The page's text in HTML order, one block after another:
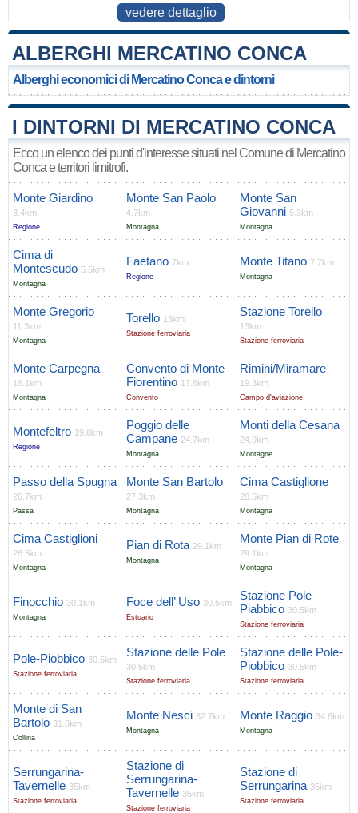
vedere dettaglio
ALBERGHI MERCATINO CONCA
Alberghi economici di Mercatino Conca e dintorni
I DINTORNI DI MERCATINO CONCA
Ecco un elenco dei punti d'interesse situati nel Comune di Mercatino
Conca e territori limitrofi.
Monte Giardino
3.4km
Regione
Monte San Paolo
4.7km
Montagna
Monte San
Giovanni 5.3km
Montagna
Cima di
Montescudo 5.5km
Montagna
Faetano 7km
Regione
Monte Titano 7.7km
Montagna
Monte Gregorio
11.3km
Montagna
Torello 13km
Stazione ferroviaria
Stazione Torello
13km
Stazione ferroviaria
Monte Carpegna
16.1km
Montagna
Convento di Monte
Fiorentino 17.6km
Convento
Rimini/Miramare
19.3km
Campo d'aviazione
Montefeltro 19.8km
Regione
Poggio delle
Campane 24.7km
Montagna
Monti della Cesana
24.9km
Montagne
Passo della Spugna
26.7km
Passa
Monte San Bartolo
27.3km
Montagna
Cima Castiglione
28.5km
Montagna
Cima Castiglioni
28.5km
Montagna
Pian di Rota 29.1km
Montagna
Monte Pian di Rote
29.1km
Montagna
Finocchio 30.1km
Montagna
Foce dell’ Uso 30.5km
Estuario
Stazione Pole
Piabbico 30.5km
Stazione ferroviaria
Pole-Piobbico 30.5km
Stazione ferroviaria
Stazione delle Pole
30.5km
Stazione ferroviaria
Stazione delle Pole-
Piobbico 30.5km
Stazione ferroviaria
Monte di San
Bartolo 31.8km
Collina
Monte Nesci 32.7km
Montagna
Monte Raggio 34.6km
Montagna
Serrungarina-
Tavernelle 35km
Stazione ferroviaria
Stazione di
Serrungarina-
Tavernelle 35km
Stazione ferroviaria
Stazione di
Serrungarina 35km
Stazione ferroviaria